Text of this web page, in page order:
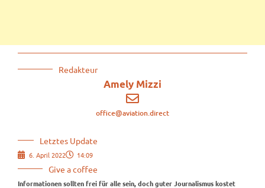
Redakteur
Amely Mizzi
office@aviation.direct
Letztes Update
6. April 2022 14:09
Give a coffee
Informationen sollten frei für alle sein, doch guter Journalismus kostet